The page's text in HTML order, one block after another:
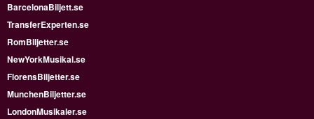
BarcelonaBiljett.se
TransferExperten.se
RomBiljetter.se
NewYorkMusikal.se
FlorensBiljetter.se
MunchenBiljetter.se
LondonMusikaler.se